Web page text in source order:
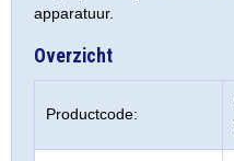
apparatuur.
Overzicht
Productcode: